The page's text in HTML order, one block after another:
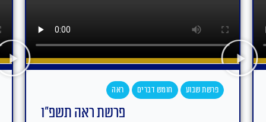
פרשת שבוע חומש דברים עקב
פרשת עקב תשפ"ו